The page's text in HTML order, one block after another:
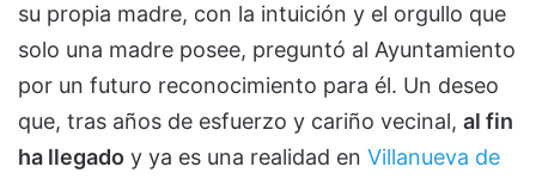
su propia madre, con la intuición y el orgullo que
solo una madre posee, preguntó al Ayuntamiento
por un futuro reconocimiento para él. Un deseo
que, tras años de esfuerzo y cariño vecinal, al fin
ha llegado y ya es una realidad en Villanueva de